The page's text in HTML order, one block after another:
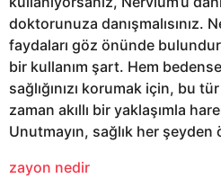
doktorunuza danışmalısınız.
faydaları göz önünde
bir kullanım şart. Hem
sağlığınızı korumak için, bu
zaman akıllı bir yaklaşımla
Unutmayın, sağlık her şeyden
zayon nedir